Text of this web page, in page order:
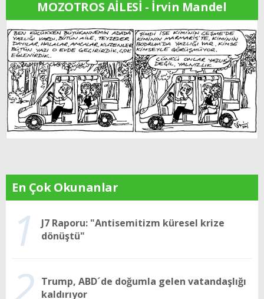
MOZOTROS AİLESİ - İrvin Mandel
En Çok Okunanlar
1
J7 Raporu: "Antisemitizm küresel krize
dönüştü"
Trump, ABD´de doğumla gelen vatandaşlığı
kaldırıyor